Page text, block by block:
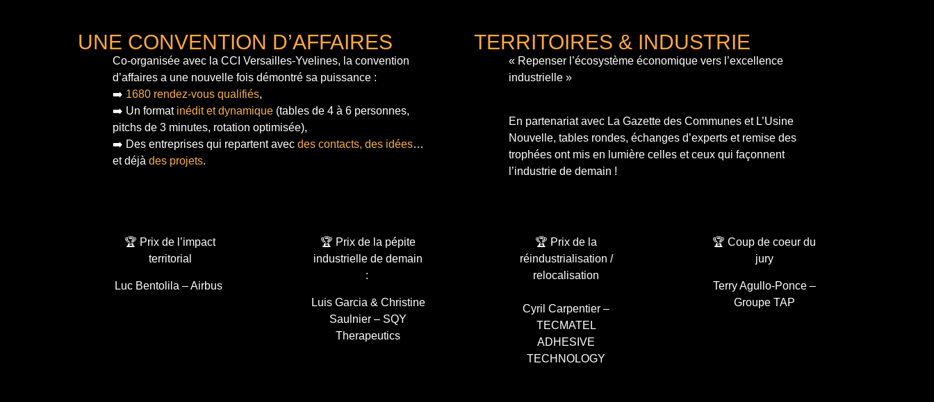
UNE CONVENTION D’AFFAIRES
Co-organisée avec la CCI Versailles-Yvelines, la convention
d’affaires a une nouvelle fois démontré sa puissance :
➡️ 1680 rendez-vous qualifiés,
➡️ Un format inédit et dynamique (tables de 4 à 6 personnes,
pitchs de 3 minutes, rotation optimisée),
➡️ Des entreprises qui repartent avec des contacts, des idées…
et déjà des projets.
TERRITOIRES & INDUSTRIE
« Repenser l’écosystème économique vers l’excellence
industrielle »
En partenariat avec La Gazette des Communes et L’Usine
Nouvelle, tables rondes, échanges d’experts et remise des
trophées ont mis en lumière celles et ceux qui façonnent
l’industrie de demain !
🏆 Prix de l’impact
territorial
Luc Bentolila – Airbus
🏆 Prix de la pépite
industrielle de demain
:
Luis Garcia & Christine
Saulnier – SQY
Therapeutics
🏆 Prix de la
réindustrialisation /
relocalisation
Cyril Carpentier –
TECMATEL
ADHESIVE
TECHNOLOGY
🏆 Coup de coeur du
jury
Terry Agullo-Ponce –
Groupe TAP